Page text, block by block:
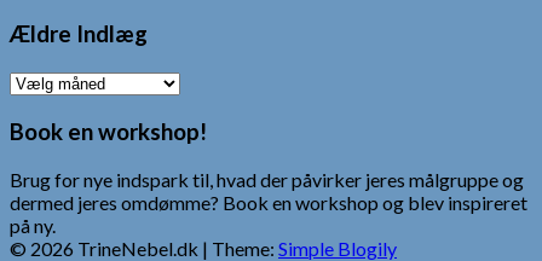
Ældre Indlæg
Ældre
Book en workshop!
Brug for nye indspark til, hvad der påvirker jeres målgruppe og
dermed jeres omdømme? Book en workshop og blev inspireret
på ny.
© 2026 TrineNebel.dk | Theme: Simple Blogily